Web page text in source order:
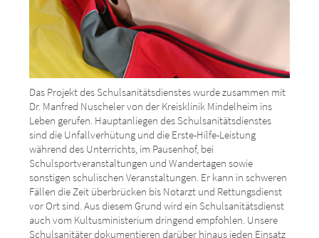
Das Projekt des Schulsanitätsdienstes wurde zusammen mit
Dr. Manfred Nuscheler von der Kreisklinik Mindelheim ins
Leben gerufen. Hauptanliegen des Schulsanitätsdienstes
sind die Unfallverhütung und die Erste-Hilfe-Leistung
während des Unterrichts, im Pausenhof, bei
Schulsportveranstaltungen und Wandertagen sowie
sonstigen schulischen Veranstaltungen. Er kann in schweren
Fällen die Zeit überbrücken bis Notarzt und Rettungsdienst
vor Ort sind. Aus diesem Grund wird ein Schulsanitätsdienst
auch vom Kultusministerium dringend empfohlen. Unsere
Schulsanitäter dokumentieren darüber hinaus jeden Einsatz